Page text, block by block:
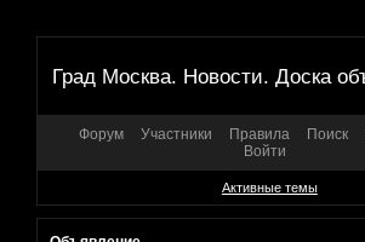
Град Москва. Новости. Доска
Форум Участники Правила Поиск
Войти
Активные темы